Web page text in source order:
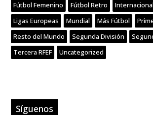
Fútbol Femenino
Fútbol Retro Internacional
Ligas Europeas
Mundial Más Fútbol
Resto del Mundo
Segunda División
Tercera RFEF
Uncategorized
Síguenos